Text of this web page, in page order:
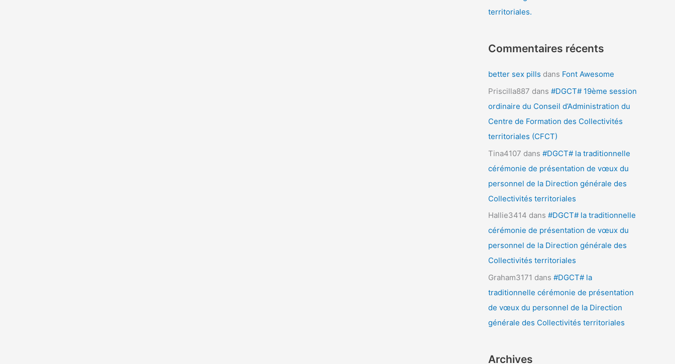
territoriales.
Commentaires récents
better sex pills dans Font Awesome
Priscilla887 dans #DGCT# 19ème session
ordinaire du Conseil d’Administration du
Centre de Formation des Collectivités
territoriales (CFCT)
Tina4107 dans #DGCT# la traditionnelle
cérémonie de présentation de vœux du
personnel de la Direction générale des
Collectivités territoriales
Hallie3414 dans #DGCT# la traditionnelle
cérémonie de présentation de vœux du
personnel de la Direction générale des
Collectivités territoriales
Graham3171 dans #DGCT# la
traditionnelle cérémonie de présentation
de vœux du personnel de la Direction
générale des Collectivités territoriales
Archives